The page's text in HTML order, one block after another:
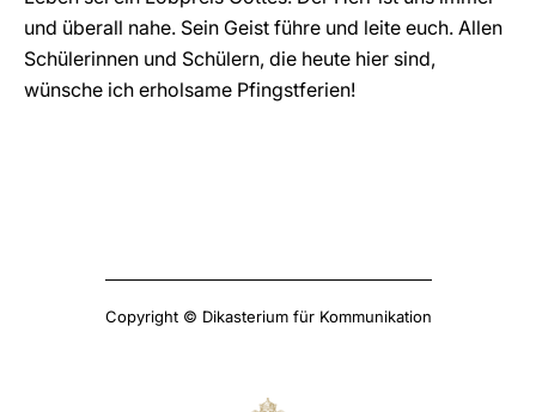
und überall nahe. Sein Geist führe und leite euch. Allen
Schülerinnen und Schülern, die heute hier sind,
wünsche ich erholsame Pfingstferien!
Copyright © Dikasterium für Kommunikation